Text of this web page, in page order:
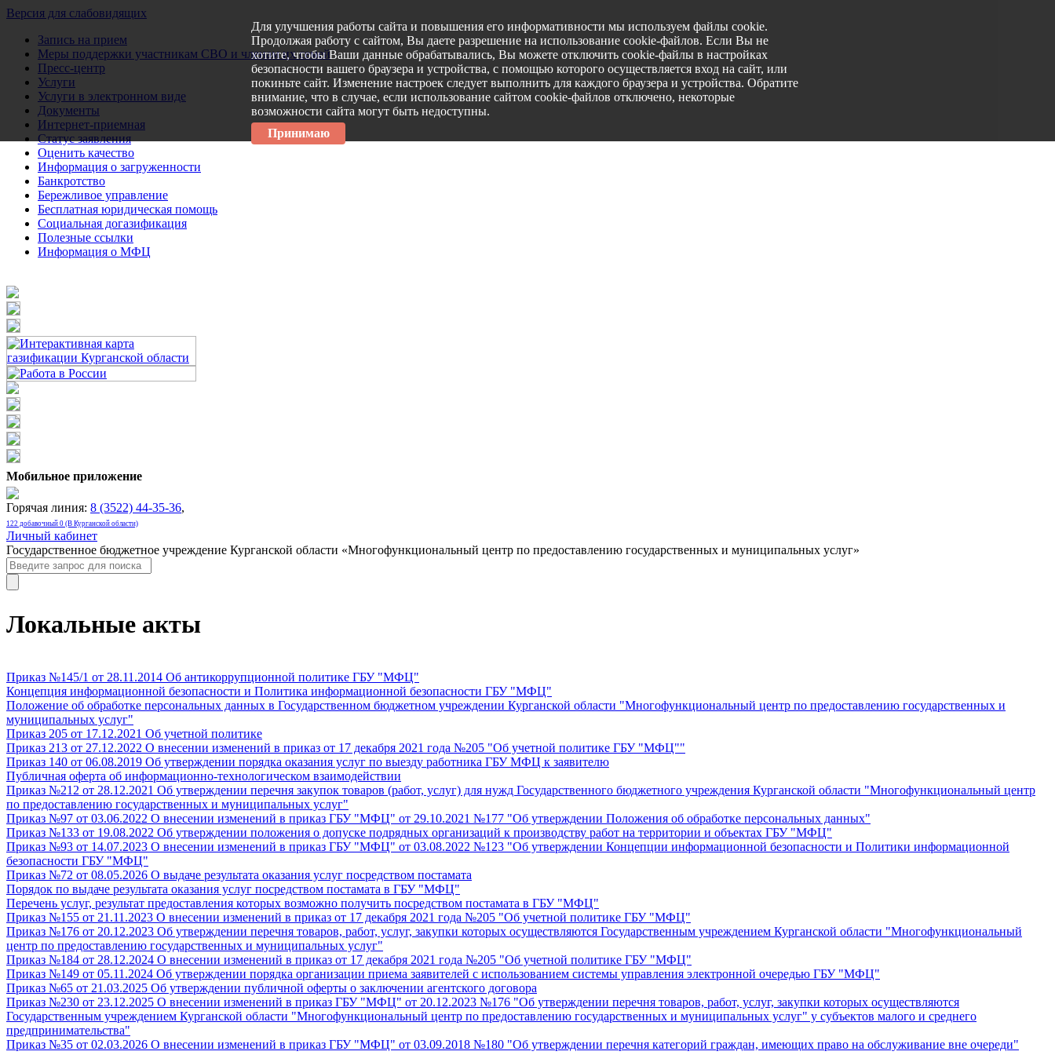
Версия для слабовидящих
Запись на прием
Меры поддержки участникам СВО и членам их семей
Пресс-центр
Услуги
Услуги в электронном виде
Документы
Интернет-приемная
Статус заявления
Оценить качество
Информация о загруженности
Банкротство
Бережливое управление
Бесплатная юридическая помощь
Социальная догазификация
Полезные ссылки
Информация о МФЦ
Мобильное приложение
Горячая линия: 8 (3522) 44-35-36,
122 добавочный 0 (В Курганской области)
Личный кабинет
Государственное бюджетное учреждение Курганской области «Многофункциональный центр по предоставлению государственных и муниципальных услуг»
Локальные акты
Приказ №145/1 от 28.11.2014 Об антикоррупционной политике ГБУ "МФЦ"
Концепция информационной безопасности и Политика информационной безопасности ГБУ "МФЦ"
Положение об обработке персональных данных в Государственном бюджетном учреждении Курганской области "Многофункциональный центр по предоставлению государственных и
муниципальных услуг"
Приказ 205 от 17.12.2021 Об учетной политике
Приказ 213 от 27.12.2022 О внесении изменений в приказ от 17 декабря 2021 года №205 "Об учетной политике ГБУ "МФЦ""
Приказ 140 от 06.08.2019 Об утверждении порядка оказания услуг по выезду работника ГБУ МФЦ к заявителю
Публичная оферта об информационно-технологическом взаимодействии
Приказ №212 от 28.12.2021 Об утверждении перечня закупок товаров (работ, услуг) для нужд Государственного бюджетного учреждения Курганской области "Многофункциональный центр
по предоставлению государственных и муниципальных услуг"
Приказ №97 от 03.06.2022 О внесении изменений в приказ ГБУ "МФЦ" от 29.10.2021 №177 "Об утверждении Положения об обработке персональных данных"
Приказ №133 от 19.08.2022 Об утверждении положения о допуске подрядных организаций к производству работ на территории и объектах ГБУ "МФЦ"
Приказ №93 от 14.07.2023 О внесении изменений в приказ ГБУ "МФЦ" от 03.08.2022 №123 "Об утверждении Концепции информационной безопасности и Политики информационной
безопасности ГБУ "МФЦ"
Приказ №72 от 08.05.2026 О выдаче результата оказания услуг посредством постамата
Порядок по выдаче результата оказания услуг посредством постамата в ГБУ "МФЦ"
Перечень услуг, результат предоставления которых возможно получить посредством постамата в ГБУ "МФЦ"
Приказ №155 от 21.11.2023 О внесении изменений в приказ от 17 декабря 2021 года №205 "Об учетной политике ГБУ "МФЦ"
Приказ №176 от 20.12.2023 Об утверждении перечня товаров, работ, услуг, закупки которых осуществляются Государственным учреждением Курганской области "Многофункциональный
центр по предоставлению государственных и муниципальных услуг"
Приказ №184 от 28.12.2024 О внесении изменений в приказ от 17 декабря 2021 года №205 "Об учетной политике ГБУ "МФЦ"
Приказ №149 от 05.11.2024 Об утверждении порядка организации приема заявителей с использованием системы управления электронной очередью ГБУ "МФЦ"
Приказ №65 от 21.03.2025 Об утверждении публичной оферты о заключении агентского договора
Приказ №230 от 23.12.2025 О внесении изменений в приказ ГБУ "МФЦ" от 20.12.2023 №176 "Об утверждении перечня товаров, работ, услуг, закупки которых осуществляются
Государственным учреждением Курганской области "Многофункциональный центр по предоставлению государственных и муниципальных услуг" у субъектов малого и среднего
предпринимательства"
Приказ №35 от 02.03.2026 О внесении изменений в приказ ГБУ "МФЦ" от 03.09.2018 №180 "Об утверждении перечня категорий граждан, имеющих право на обслуживание вне очереди"
Для улучшения работы сайта и повышения его информативности мы используем файлы cookie.
Продолжая работу с сайтом, Вы даете разрешение на использование cookie-файлов. Если Вы не
хотите, чтобы Ваши данные обрабатывались, Вы можете отключить cookie-файлы в настройках
безопасности вашего браузера и устройства, с помощью которого осуществляется вход на сайт, или
покиньте сайт. Изменение настроек следует выполнить для каждого браузера и устройства. Обратите
внимание, что в случае, если использование сайтом cookie-файлов отключено, некоторые
возможности сайта могут быть недоступны.
Принимаю